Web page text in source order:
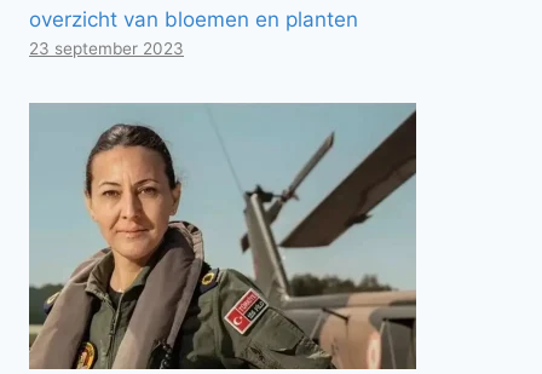
overzicht van bloemen en planten
23 september 2023